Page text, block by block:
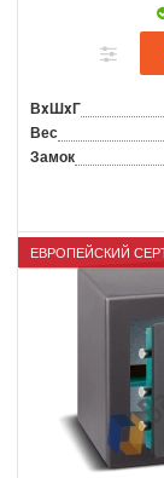
ВxШxГ
Вес
Замок
ЕВРОПЕЙСКИЙ